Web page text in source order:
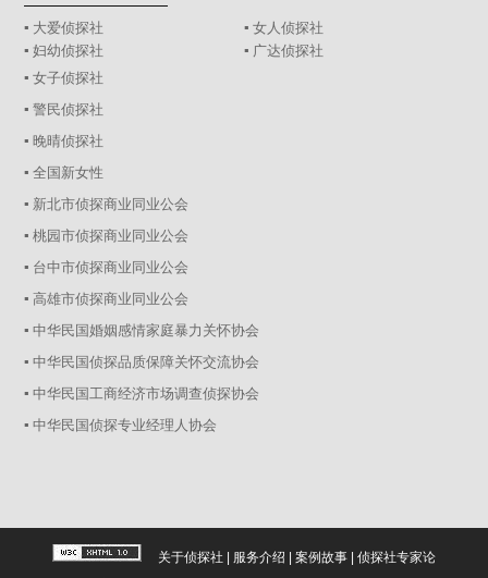
▪ 大爱侦探社
▪ 女人侦探社
▪ 妇幼侦探社
▪ 广达侦探社
▪ 女子侦探社
▪ 警民侦探社
▪ 晚晴侦探社
▪ 全国新女性
▪ 新北市侦探商业同业公会
▪ 桃园市侦探商业同业公会
▪ 台中市侦探商业同业公会
▪ 高雄市侦探商业同业公会
▪ 中华民国婚姻感情家庭暴力关怀协会
▪ 中华民国侦探品质保障关怀交流协会
▪ 中华民国工商经济市场调查侦探协会
▪ 中华民国侦探专业经理人协会
关于侦探社 | 服务介绍 | 案例故事| 侦探社专家论